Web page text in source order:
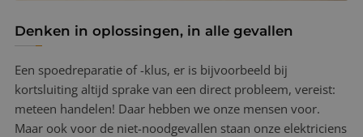
Denken in oplossingen, in alle gevallen
Een spoedreparatie of -klus, er is bijvoorbeeld bij
kortsluiting altijd sprake van een direct probleem, vereist:
meteen handelen! Daar hebben we onze mensen voor.
Maar ook voor de niet-noodgevallen staan onze elektriciens